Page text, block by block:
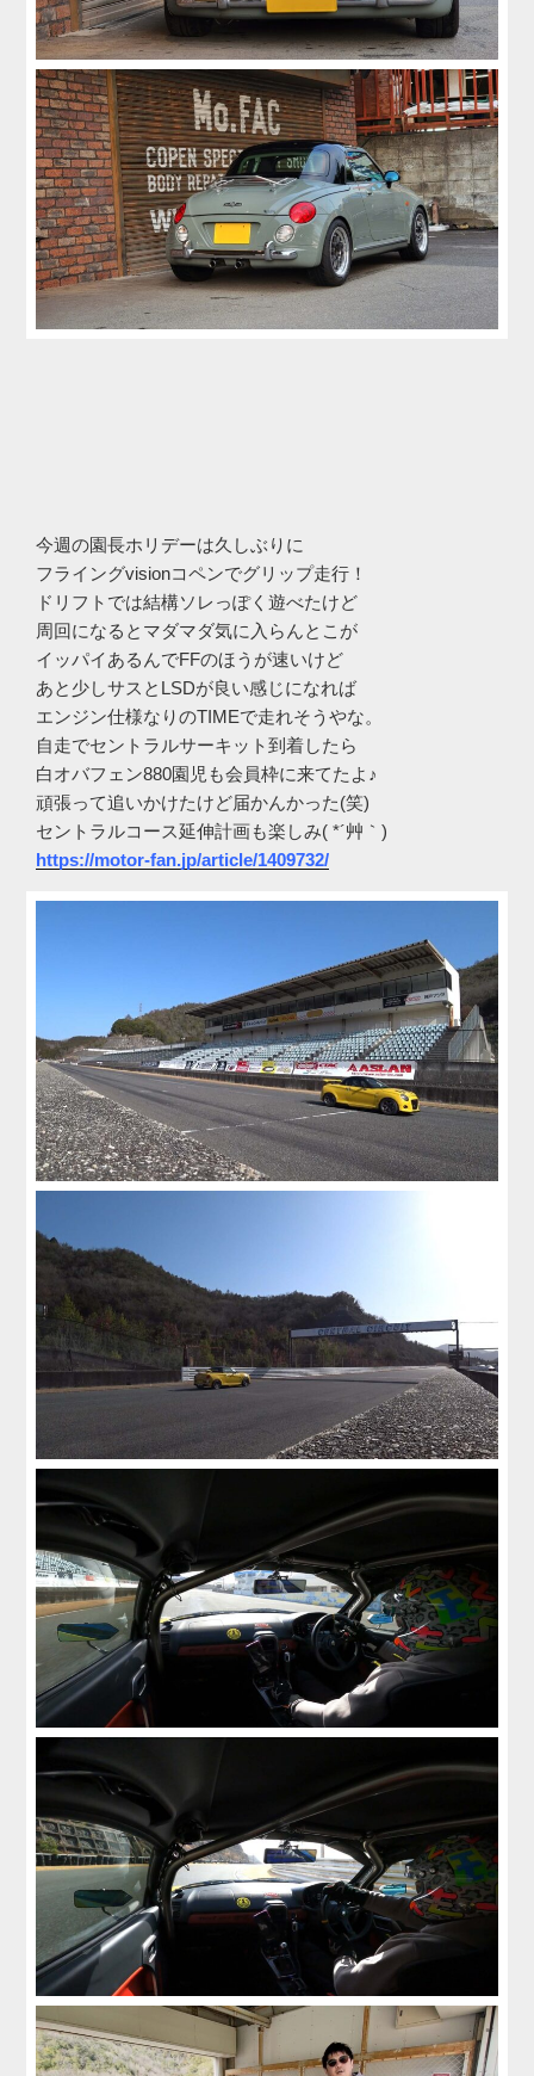
今週の園長ホリデーは久しぶりに
フライングvisionコペンでグリップ走行！
ドリフトでは結構ソレっぽく遊べたけど
周回になるとマダマダ気に入らんとこが
イッパイあるんでFFのほうが速いけど
あと少しサスとLSDが良い感じになれば
エンジン仕様なりのTIMEで走れそうやな。
自走でセントラルサーキット到着したら
白オバフェン880園児も会員枠に来てたよ♪
頑張って追いかけたけど届かんかった(笑)
セントラルコース延伸計画も楽しみ( *´艸｀)
https://motor-fan.jp/article/1409732/